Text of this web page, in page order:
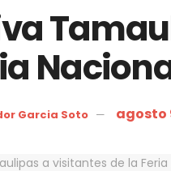
Garcia Soto agosto